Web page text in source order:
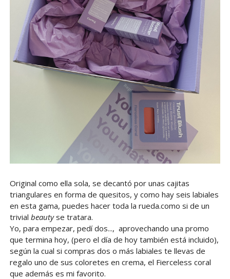
Original como ella sola, se decantó por unas cajitas
triangulares en forma de quesitos, y como hay seis labiales
en esta gama, puedes hacer toda la rueda.como si de un
trivial beautyse tratara.
Yo, para empezar, pedí dos..., aprovechando una promo
que termina hoy, (pero el día de hoy también está incluido),
según la cual si compras dos o más labiales te llevas de
regalo uno de sus coloretes en crema, el Fierceless coral
que además es mi favorito.